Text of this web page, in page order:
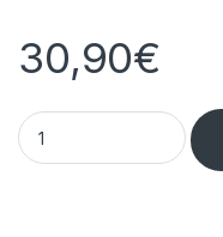
30,90€
Cozedor de Ovos CU25